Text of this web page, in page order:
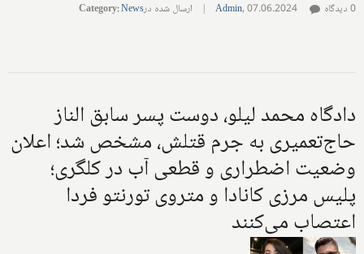
Admin,07.06.2024
| ارسال شده در Category:News 0 دیدگاه
دادگاه محمد لیلو، دوست پسر سابق الناز
حاج‌تعمیری به جرم قتلش، مشخص شد؛ اعلان
وضعیت اضطراری و قطعی آب در کلگری؛
پلیس مرزی کانادا و متروی تورنتو فردا
اعتصاب می‌کنند